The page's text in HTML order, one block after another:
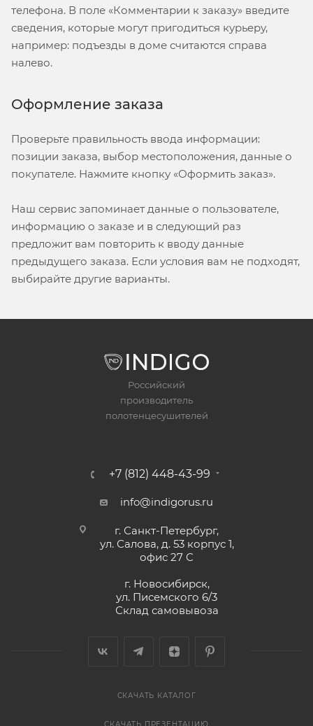
телефона. В поле «Комментарии к заказу» введите
сведения, которые могут пригодиться курьеру,
например: подъезды в доме считаются справа
налево.
Оформление заказа
Проверьте правильность ввода информации:
позиции заказа, выбор местоположения, данные о
покупателе. Нажмите кнопку «Оформить заказ».
Наш сервис запоминает данные о пользователе,
информацию о заказе и в следующий раз
предложит вам повторить к вводу данные
предыдущего заказа. Если условия вам не подходят,
выбирайте другие варианты.
Российский
производитель
полотенцесушителей
+7 (812) 448-43-99
info@indigorus.ru
г. Санкт-Петербург,
ул. Салова, д. 53 корпус 1,
офис 27 С
г. Новосибирск,
ул. Писемского 6/3
Склад самовывоза
СКАЧАТЬ КАТАЛОГ
СКАЧАТЬ ПРЕЗЕНТАЦИЮ